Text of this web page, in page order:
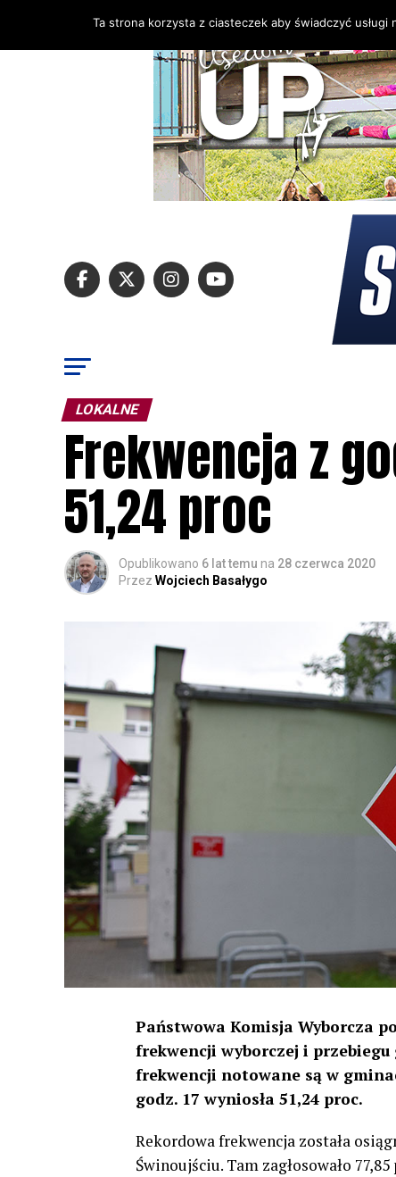
LOKALNE
Frekwencja z
51,24 proc
Opublikowano 6 lat temu na 28 czerwca 2020
Przez Wojciech Basałygo
Państwowa Komisja Wyborcza
frekwencji wyborczej i
frekwencji notowane są w
godz. 17 wyniosła 51,24 proc.
Rekordowa frekwencja została
Świnoujściu. Tam zagłosowało
Ta strona korzysta z ciasteczek aby świadczyć